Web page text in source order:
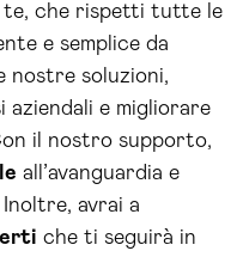
te, che rispetti tutte le
e semplice da
nostre soluzioni,
e migliorare
il nostro supporto,
all’avanguardia e
avrai a
che ti seguirà in